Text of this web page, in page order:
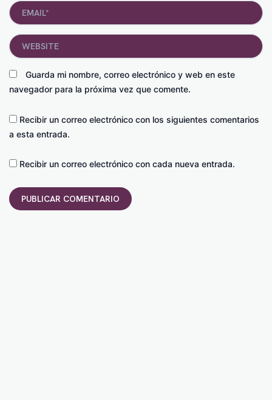
Email*
Guarda mi nombre, correo electrónico y web en este
navegador para la próxima vez que comente.
Website
Recibir un correo electrónico con los siguientes comentarios
a esta entrada.
Recibir un correo electrónico con cada nueva entrada.